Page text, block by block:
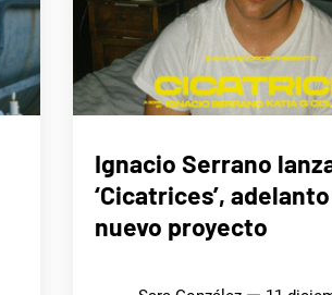
Ignacio Serrano
‘Cicatrices’,
nuevo proyecto